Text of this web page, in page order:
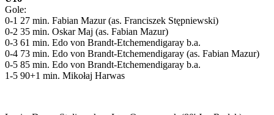
Gole:
0-1 27 min. Fabian Mazur (as. Franciszek Stępniewski)
0-2 35 min. Oskar Maj (as. Fabian Mazur)
0-3 61 min. Edo von Brandt-Etchemendigaray b.a.
0-4 73 min. Edo von Brandt-Etchemendigaray (as. Fabian Mazur)
0-5 85 min. Edo von Brandt-Etchemendigaray b.a.
1-5 90+1 min. Mikołaj Harwas